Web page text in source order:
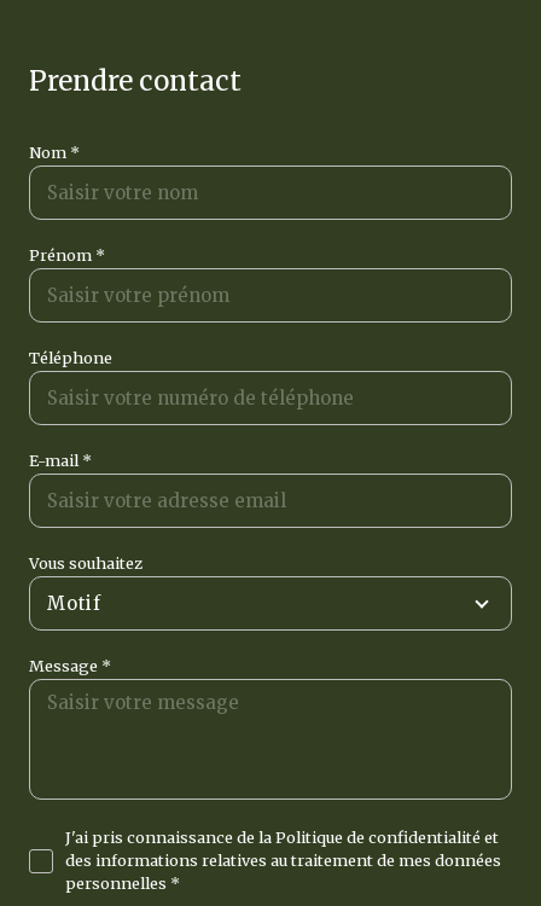
prendre contact
Nom *
Prénom *
Téléphone
E-mail *
Vous souhaitez
Motif
Message *
J'ai pris connaissance de la Politique de confidentialité et
des informations relatives au traitement de mes données
personnelles *